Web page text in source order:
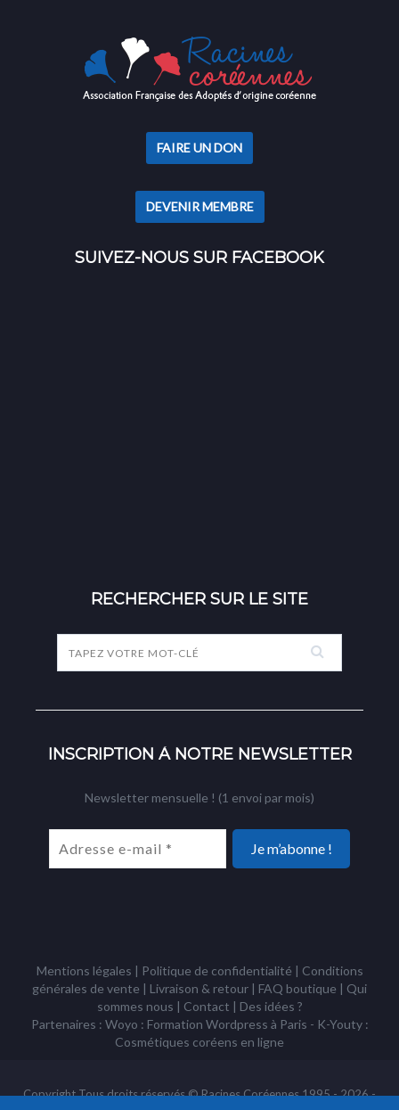
FAIRE UN DON
DEVENIR MEMBRE
SUIVEZ-NOUS SUR FACEBOOK
RECHERCHER SUR LE SITE
INSCRIPTION À NOTRE NEWSLETTER
Newsletter mensuelle ! (1 envoi par mois)
Mentions légales | Politique de confidentialité | Conditions
générales de vente | Livraison & retour | FAQ boutique | Qui
sommes nous | Contact | Des idées ?
Partenaires : Woyo : Formation Wordpress à Paris - K-Youty :
Cosmétiques coréens en ligne
Copyright Tous droits réservés © Racines Coréennes 1995 - 2026 -